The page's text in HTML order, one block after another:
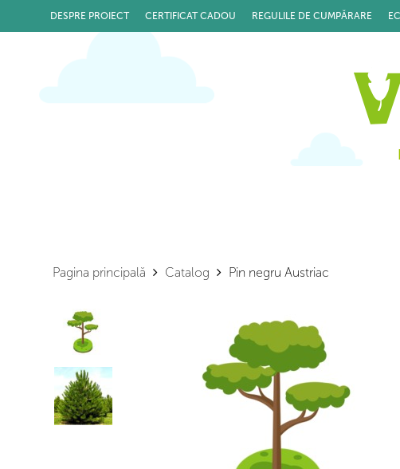
DESPRE PROIECT CERTIFICAT CADOU REGULILE DE CUMPĂRARE
Pagina principală Catalog Pin negru Austriac